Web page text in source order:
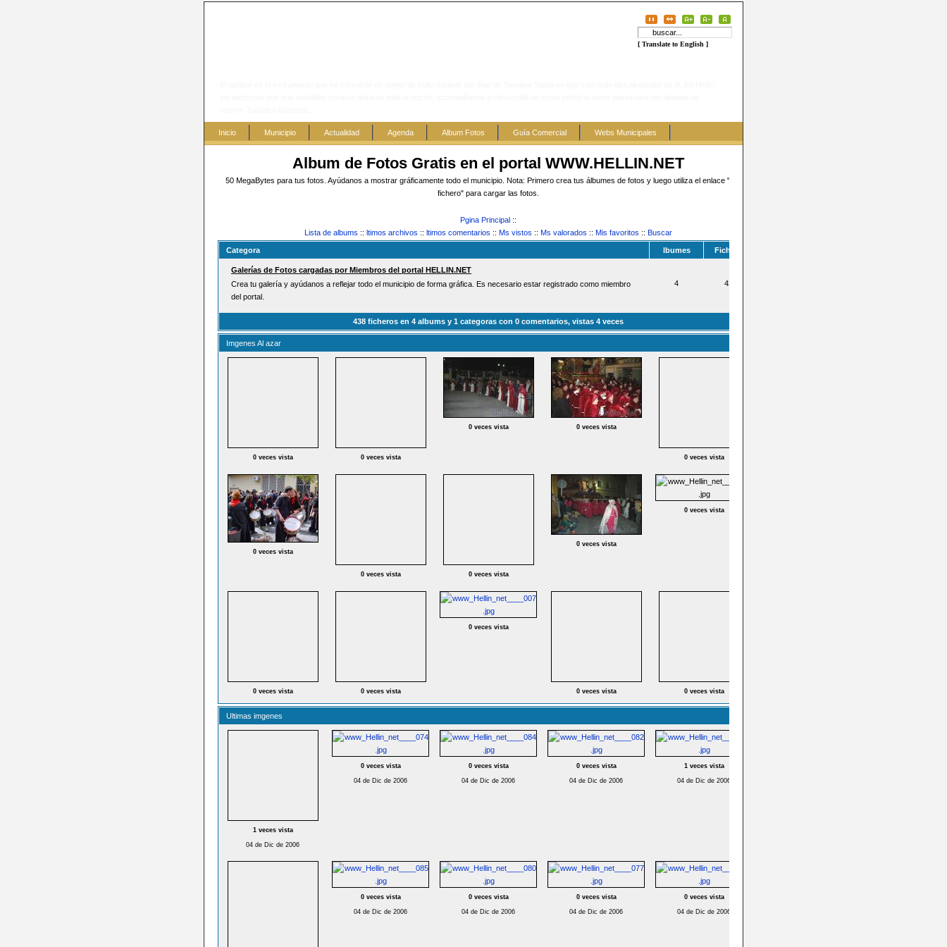
[ Translate to English ]
Inicio Municipio Actualidad Agenda Album Fotos Guía Comercial Webs Municipales
Album de Fotos Gratis en el portal WWW.HELLIN.NET
50 MegaBytes para tus fotos. Ayúdanos a mostrar gráficamente todo el municipio. Nota: Primero crea tus álbumes de fotos y luego utiliza el enlace "Añadir
fichero" para cargar las fotos.
Pgina Principal ::
Lista de albums :: ltimos archivos :: ltimos comentarios :: Ms vistos :: Ms valorados :: Mis favoritos :: Buscar
Categora lbumes Ficheros
Galerías de Fotos cargadas por Miembros del portal HELLIN.NET
Crea tu galería y ayúdanos a reflejar todo el municipio de forma gráfica. Es necesario estar registrado como miembro
del portal.
4 438
438 ficheros en 4 albums y 1 categoras con 0 comentarios, vistas 4 veces
Imgenes Al azar
0 veces vista 0 veces vista
0 veces vista 0 veces vista
0 veces vista
0 veces vista
0 veces vista 0 veces vista
0 veces vista
0 veces vista
0 veces vista 0 veces vista
0 veces vista
0 veces vista 0 veces vista
Ultimas imgenes
1 veces vista
04 de Dic de 2006
0 veces vista
04 de Dic de 2006
0 veces vista
04 de Dic de 2006
0 veces vista
04 de Dic de 2006
1 veces vista
04 de Dic de 2006
0 veces vista
04 de Dic de 2006
0 veces vista
04 de Dic de 2006
0 veces vista
04 de Dic de 2006
0 veces vista
04 de Dic de 2006